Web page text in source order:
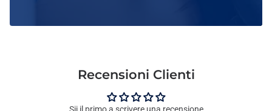
Recensioni Clienti